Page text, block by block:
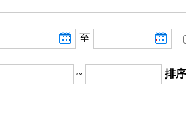
至
~
排序